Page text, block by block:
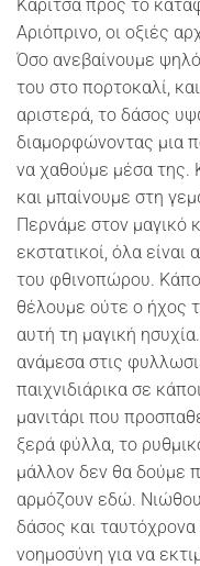
Καρίτσα προς το
Αριόπρινο, οι οξιές
Όσο ανεβαίνουμε
του στο πορτοκαλί,
αριστερά, το δάσος
διαμορφώνοντας μια
να χαθούμε μέσα της.
και μπαίνουμε στη
Περνάμε στον μαγικό
εκστατικοί, όλα
του φθινοπώρου.
θέλουμε ούτε ο ήχος
αυτή τη μαγική
ανάμεσα στις
παιχνιδιάρικα σε
μανιτάρι που
ξερά φύλλα, το
μάλλον δεν θα δούμε
αρμόζουν εδώ.
δάσος και
νοημοσύνη για να